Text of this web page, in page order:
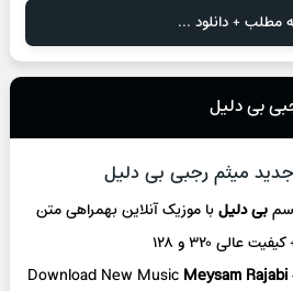
مطلب + دانلود ...
بی دلیل
جدید میثم رجبی بی دلیل
بی دلیلبا موزیک آنلاینبهمراهی متن
عالی ۳۲۰ و ۱۲۸
Download New Music Meysam Rajabi